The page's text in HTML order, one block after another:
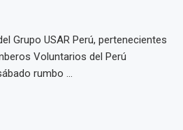
Grupo USAR Perú, pertenecientes
Voluntarios del Perú
rumbo ...